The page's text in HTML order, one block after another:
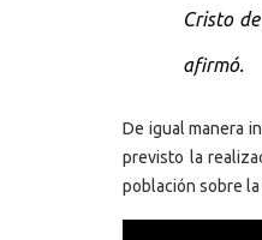
Cristo
afirmó.
De igual manera
previsto la
población sobre